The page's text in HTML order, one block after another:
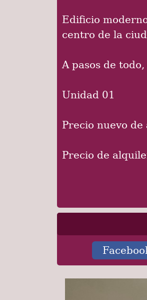
Edificio
centro de la
A pasos de
Unidad 01
Precio nuevo
Precio de